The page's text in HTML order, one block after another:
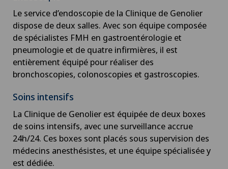
Le service d’endoscopie de la Clinique de Genolier
dispose de deux salles. Avec son équipe composée
de spécialistes FMH en gastroentérologie et
pneumologie et de quatre infirmières, il est
entièrement équipé pour réaliser des
bronchoscopies, colonoscopies et gastroscopies.
Soins intensifs
La Clinique de Genolier est équipée de deux boxes
de soins intensifs, avec une surveillance accrue
24h/24. Ces boxes sont placés sous supervision des
médecins anesthésistes, et une équipe spécialisée y
est dédiée.